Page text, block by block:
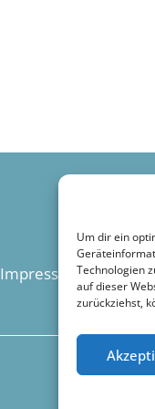
Um dir ein
Technologien
auf dieser
zurückziehst,
Impressum